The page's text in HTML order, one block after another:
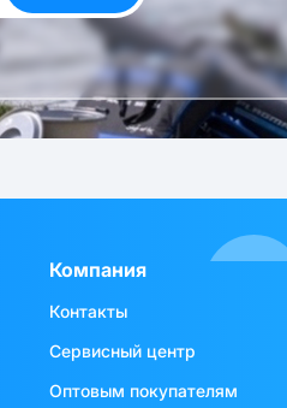
Компания
Контакты
Сервисный центр
Оптовым покупателям